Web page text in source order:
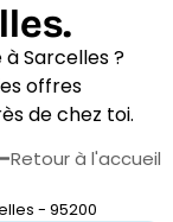
Sarcelles ?
offres
de chez toi.
Retour à l'accueil
- 95200